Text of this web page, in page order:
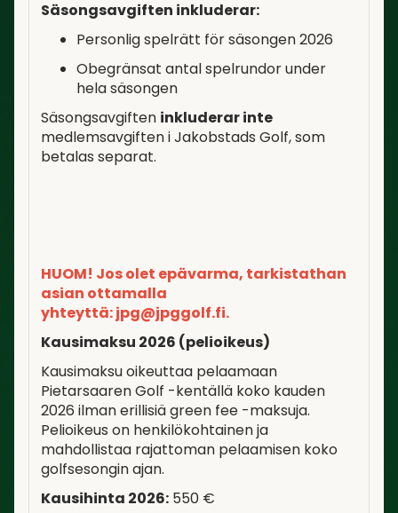
Säsongsavgiften inkluderar:
Personlig spelrätt för säsongen 2026
Obegränsat antal spelrundor under
hela säsongen
Säsongsavgiften inkluderar inte
medlemsavgiften i Jakobstads Golf, som
betalas separat.
HUOM! Jos olet epävarma, tarkistathan
asian ottamalla
yhteyttä: jpg@jpggolf.fi.
Kausimaksu 2026 (pelioikeus)
Kausimaksu oikeuttaa pelaamaan
Pietarsaaren Golf -kentällä koko kauden
2026 ilman erillisiä green fee -maksuja.
Pelioikeus on henkilökohtainen ja
mahdollistaa rajattoman pelaamisen koko
golfsesongin ajan.
Kausihinta 2026: 550 €